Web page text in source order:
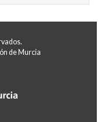
de Murcia